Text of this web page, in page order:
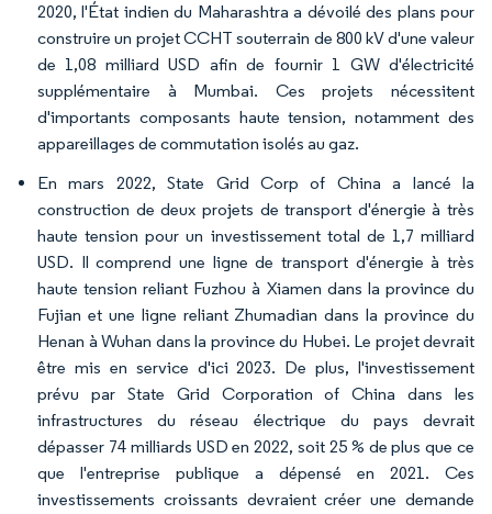
2020, l'État indien du Maharashtra a dévoilé des plans pour
construire un projet CCHT souterrain de 800 kV d'une valeur
de 1,08 milliard USD afin de fournir 1 GW d'électricité
supplémentaire à Mumbai. Ces projets nécessitent
d'importants composants haute tension, notamment des
appareillages de commutation isolés au gaz.
En mars 2022, State Grid Corp of China a lancé la
construction de deux projets de transport d'énergie à très
haute tension pour un investissement total de 1,7 milliard
USD. Il comprend une ligne de transport d'énergie à très
haute tension reliant Fuzhou à Xiamen dans la province du
Fujian et une ligne reliant Zhumadian dans la province du
Henan à Wuhan dans la province du Hubei. Le projet devrait
être mis en service d'ici 2023. De plus, l'investissement
prévu par State Grid Corporation of China dans les
infrastructures du réseau électrique du pays devrait
dépasser 74 milliards USD en 2022, soit 25 % de plus que ce
que l'entreprise publique a dépensé en 2021. Ces
investissements croissants devraient créer une demande